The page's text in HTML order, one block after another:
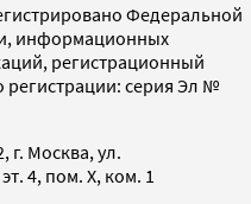
Федеральной
информационных
регистрационный
регистрации: серия Эл №
г. Москва, ул.
4, пом. X, ком. 1